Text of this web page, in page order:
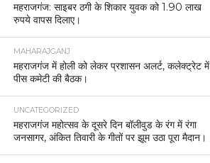
महराजगंज: साइबर ठगी के शिकार युवक को 1.90 लाख
रुपये वापस दिलाए।
MAHARAJGANJ
महराजगंज में होली को लेकर प्रशासन अलर्ट, कलेक्ट्रेट में
पीस कमेटी की बैठक।
UNCATEGORIZED
महराजगंज महोत्सव के दूसरे दिन बॉलीवुड के रंग में रंगा
जनसागर, अंकित तिवारी के गीतों पर झूम उठा पूरा मैदान।